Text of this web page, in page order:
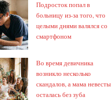
Подросток попал в
больницу из-за того, что
целыми днями валялся со
смартфоном
Во время девичника
возникло несколько
скандалов, а мама невесты
осталась без зуба